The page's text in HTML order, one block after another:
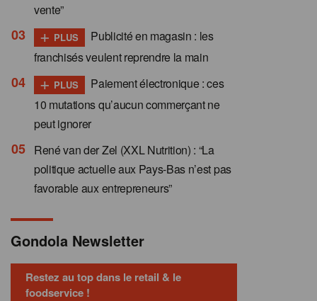
vente”
+ PLUS
Publicité en magasin : les
franchisés veulent reprendre la main
+ PLUS
Paiement électronique : ces
10 mutations qu’aucun commerçant ne
peut ignorer
René van der Zel (XXL Nutrition) : “La
politique actuelle aux Pays-Bas n’est pas
favorable aux entrepreneurs”
Gondola Newsletter
Restez au top dans le retail & le
foodservice !